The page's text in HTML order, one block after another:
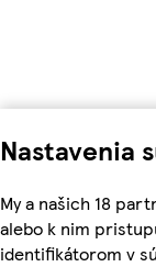
Nastavenia
My a našich 18
alebo k nim
identifikátorom v